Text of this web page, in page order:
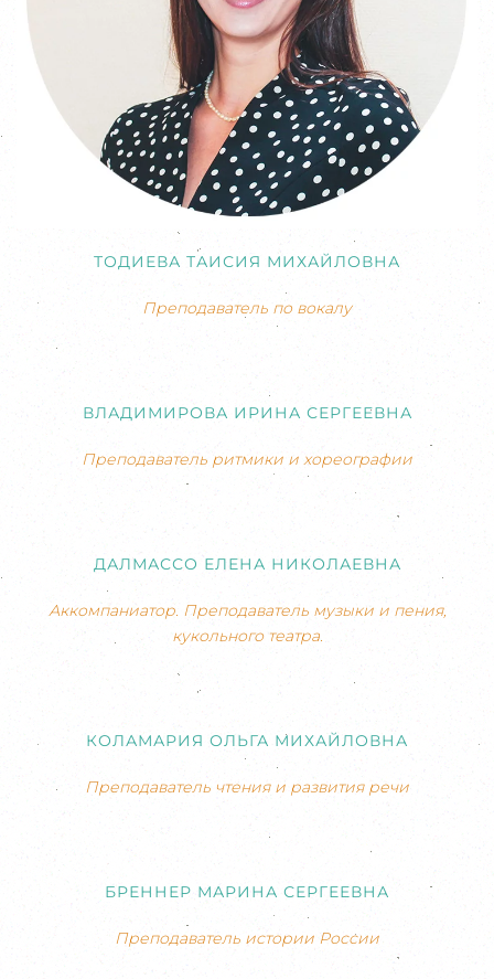
ТОДИЕВА ТАИСИЯ МИХАЙЛОВНА
Преподаватель по вокалу
ВЛАДИМИРОВА ИРИНА СЕРГЕЕВНА
Преподаватель ритмики и хореографии
ДАЛМАССО ЕЛЕНА НИКОЛАЕВНА
Аккомпаниатор. Преподаватель музыки и пения,
кукольного театра.
КОЛАМАРИЯ ОЛЬГА МИХАЙЛОВНА
Преподаватель чтения и развития речи
БРЕННЕР МАРИНА СЕРГЕЕВНА
Преподаватель истории России